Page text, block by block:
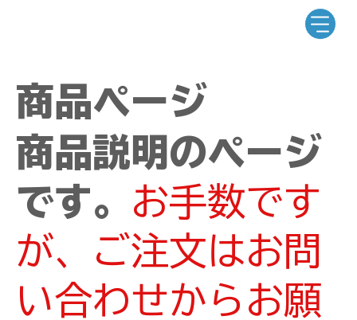
商品ページ
商品説明のページ
です。 お手数です
が、ご注文はお問
い合わせからお願